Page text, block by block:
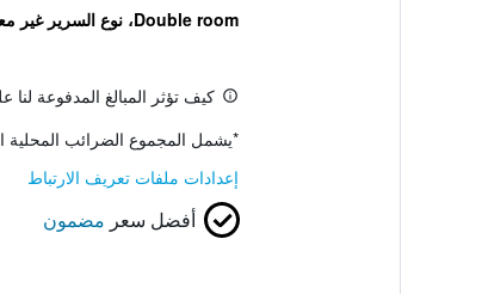
Double room، نوع السرير غير معروف
كيف تؤثر المبالغ المدفوعة
*يشمل المجموع الضرائب المحلية
إعدادات ملفات تعريف الارتباط
أفضل سعر مضمون